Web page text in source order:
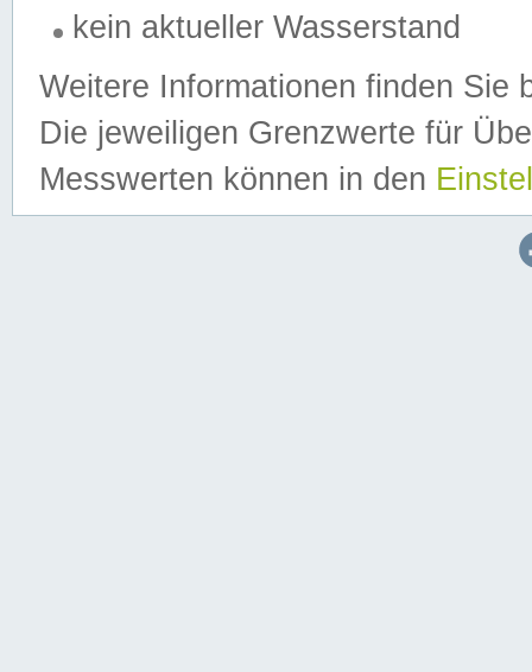
kein aktueller Wasserstand
Weitere Informationen finden Sie
Die jeweiligen Grenzwerte für
Messwerten können in den